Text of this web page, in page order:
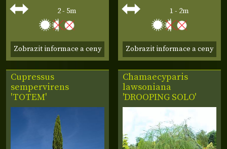
2 - 5m
Zobrazit informace a ceny
1 - 2m
Zobrazit informace a ceny
Cupressus
sempervirens
'TOTEM'
Chamaecyparis
lawsoniana
'DROOPING SOLO'